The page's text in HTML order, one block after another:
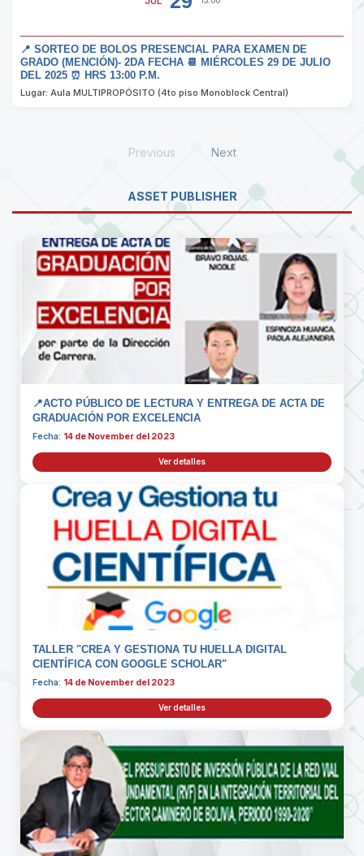
📍 SORTEO DE BOLOS PRESENCIAL PARA EXAMEN DE
GRADO (MENCIÓN)- 2DA FECHA 📆 MIÉRCOLES 29 DE JULIO
DEL 2025 ⏰ HRS 13:00 P.M.
Lugar: Aula MULTIPROPÓSITO (4to piso Monoblock Central)
Previous Next
ASSET PUBLISHER
📍ACTO PÚBLICO DE LECTURA Y ENTREGA DE ACTA DE
GRADUACIÓN POR EXCELENCIA
Fecha: 14 de November del 2023
Ver detalles
TALLER "CREA Y GESTIONA TU HUELLA DIGITAL
CIENTÍFICA CON GOOGLE SCHOLAR"
Fecha: 14 de November del 2023
Ver detalles